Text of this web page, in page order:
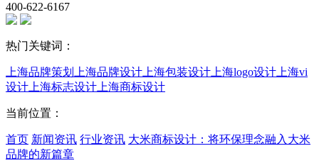
400-622-6167
热门关键词：
上海品牌策划 上海品牌设计 上海包装设计 上海logo设计 上海vi
设计 上海标志设计 上海商标设计
当前位置：
首页 新闻资讯 行业资讯 大米商标设计：将环保理念融入大米
品牌的新篇章